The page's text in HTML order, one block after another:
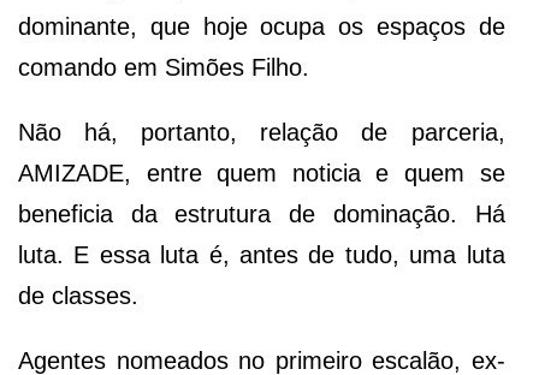
dominante, que hoje ocupa os espaços de
comando em Simões Filho.
Não há, portanto, relação de parceria,
AMIZADE, entre quem noticia e quem se
beneficia da estrutura de dominação. Há
luta. E essa luta é, antes de tudo, uma luta
de classes.
Agentes nomeados no primeiro escalão, ex-